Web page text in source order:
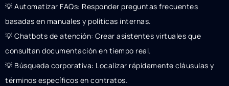
💡 Automatizar FAQs: Responder preguntas frecuentes
basadas en manuales y políticas internas.
💡 Chatbots de atención: Crear asistentes virtuales que
consultan documentación en tiempo real.
💡 Búsqueda corporativa: Localizar rápidamente cláusulas y
términos específicos en contratos.